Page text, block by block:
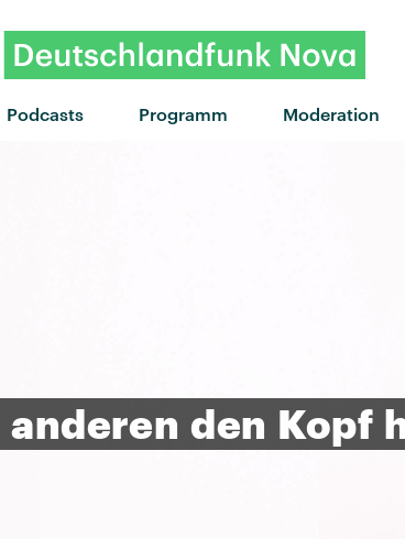
Podcasts Programm Moderation
"Heartbeats" von The
anderen den Kopf